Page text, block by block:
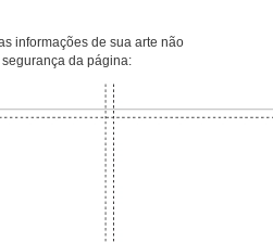
informações de sua arte não
da página: